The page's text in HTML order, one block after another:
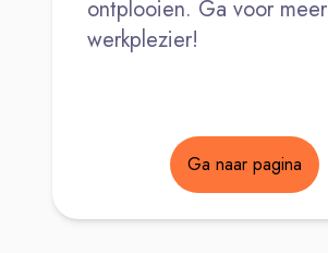
ontplooien. Ga voor meer
werkplezier!
Ga naar pagina